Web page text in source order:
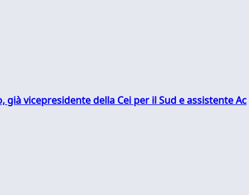
già vicepresidente della Cei per il Sud e assistente Ac